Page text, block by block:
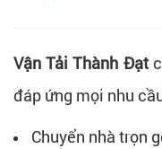
Vận Tải Thành Đạt
đáp ứng mọi nhu
Chuyển nhà trọn